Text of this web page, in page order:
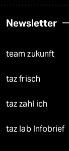
Newsletter
team zukunft
taz frisch
taz zahl ich
taz lab Infobrief